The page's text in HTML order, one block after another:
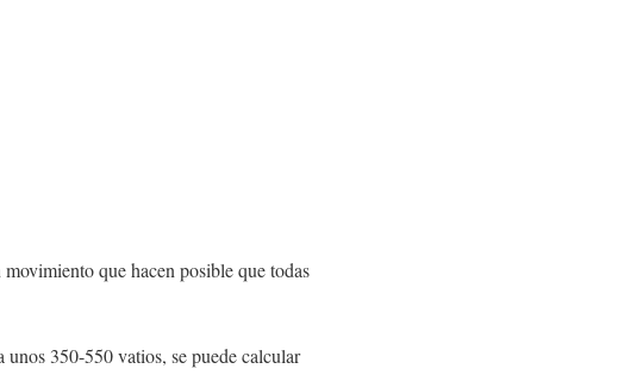
que hacen posible que todas
350-550 vatios, se puede calcular